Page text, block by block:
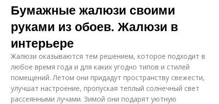
Бумажные жалюзи своими
руками из обоев. Жалюзи в
интерьере
Жалюзи оказываются тем решением, которое подходит в
любое время года и для каких угодно типов и стилей
помещений. Летом они придадут пространству свежести,
улучшат настроение, пропуская теплый солнечный свет
рассеянными лучами. Зимой они подарят уютную